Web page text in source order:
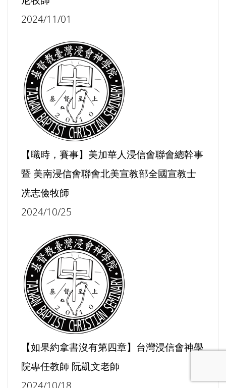
2024/11/01
【職時，賽事】美加華人浸信會聯會總幹事
暨 美南浸信會聯會北美宣教部全國宣教士
冼志儉牧師
2024/10/25
【如果約拿書沒有第四章】台灣浸信會神學
院專任教師 阮凱文老師
2024/10/18